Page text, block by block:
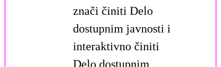
znači činiti Delo
dostupnim javnosti i
interaktivno činiti
Delo dostupnim